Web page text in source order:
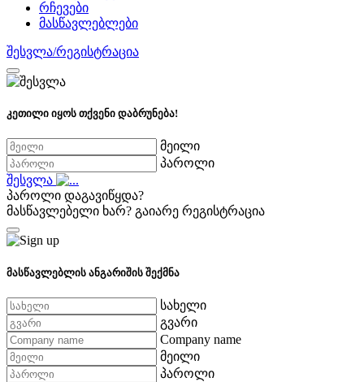
რჩევები
მასწავლებლები
შესვლა/რეგისტრაცია
კეთილი იყოს თქვენი დაბრუნება!
მეილი
პაროლი
შესვლა
პაროლი დაგავიწყდა?
მასწავლებელი ხარ? გაიარე რეგისტრაცია
მასწავლებლის ანგარიშის შექმნა
სახელი
გვარი
Company name
მეილი
პაროლი